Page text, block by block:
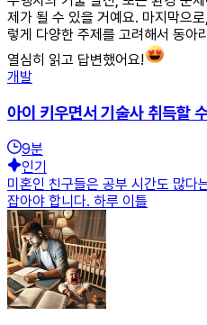
제가 될 수 있을 거예요. 마지막으
렇게 다양한 주제를 고려해서 동아
열심히 읽고 답변했어요!
개발
아이 키우면서 기술사 취득할
9분
인기
미혼인 친구들은 공부 시간도 많
잡아야 합니다. 하루 이틀